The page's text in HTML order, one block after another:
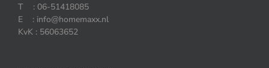
T : 06-51418085
E : info@homemaxx.nl
KvK : 56063652